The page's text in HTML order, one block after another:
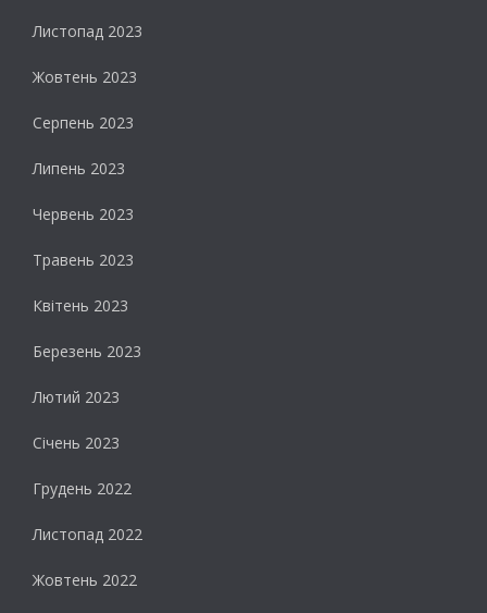
Листопад 2023
Жовтень 2023
Серпень 2023
Липень 2023
Червень 2023
Травень 2023
Квітень 2023
Березень 2023
Лютий 2023
Січень 2023
Грудень 2022
Листопад 2022
Жовтень 2022